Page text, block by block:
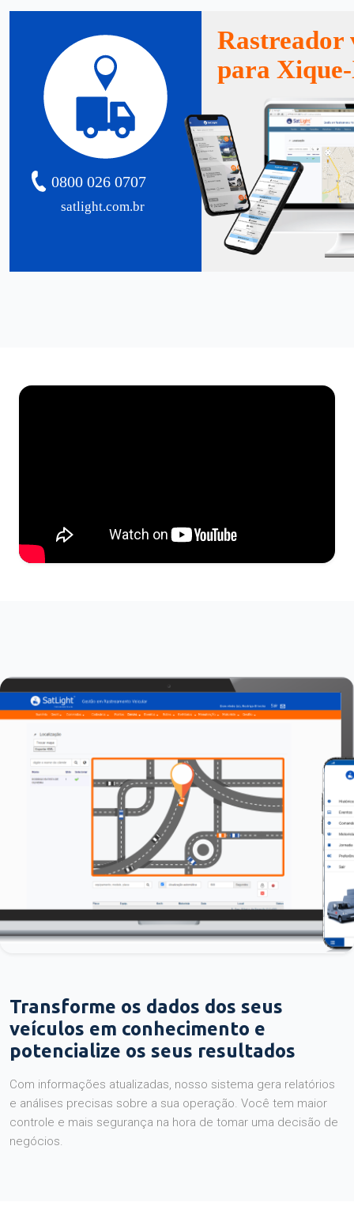
satlight.com.br
0800 026 0707
Rastreador
para
Transforme os dados dos seus
veículos em conhecimento e
potencialize os seus resultados
Com informações atualizadas, nosso sistema gera relatórios
e análises precisas sobre a sua operação. Você tem maior
controle e mais segurança na hora de tomar uma decisão de
negócios.